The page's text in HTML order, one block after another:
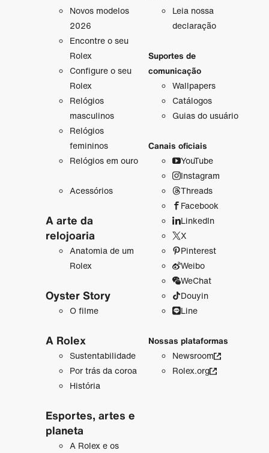
Novos modelos
2026
Encontre o seu
Rolex
Configure o seu
Rolex
Relógios
masculinos
Relógios
femininos
Relógios em ouro
Acessórios
A arte da
relojoaria
Anatomia de um
Rolex
Oyster Story
O filme
A Rolex
Sustentabilidade
Por trás da coroa
História
Esportes, artes e
planeta
A Rolex e os
Leia nossa
declaração
Suportes de
comunicação
Wallpapers
Catálogos
Guias do usuário
Canais oficiais
YouTube
Instagram
Threads
Facebook
LinkedIn
X
Pinterest
Weibo
WeChat
Douyin
Line
Nossas plataformas
Newsroom
Rolex.org